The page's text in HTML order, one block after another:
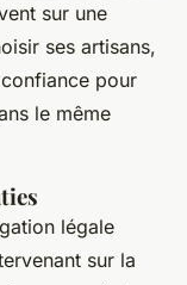
sur une
ses artisans,
pour
le même
légale
sur la